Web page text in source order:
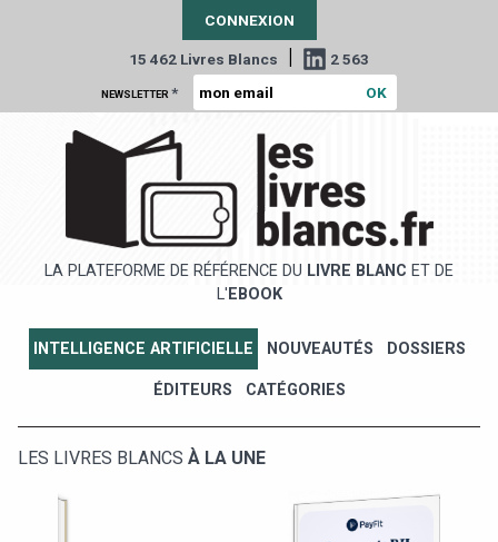
CONNEXION
15 462 Livres Blancs | 2 563
NEWSLETTER *
LA PLATEFORME DE RÉFÉRENCE DU LIVRE BLANC ET DE
L' EBOOK
INTELLIGENCE ARTIFICIELLE NOUVEAUTÉS DOSSIERS
ÉDITEURS CATÉGORIES
LES LIVRES BLANCS À LA UNE